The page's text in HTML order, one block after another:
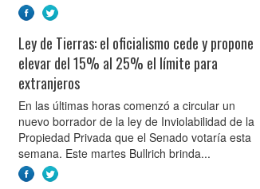
Ley de Tierras: el oficialismo cede y propone
elevar del 15% al 25% el límite para
extranjeros
En las últimas horas comenzó a circular un
nuevo borrador de la ley de Inviolabilidad de la
Propiedad Privada que el Senado votaría esta
semana. Este martes Bullrich brinda...